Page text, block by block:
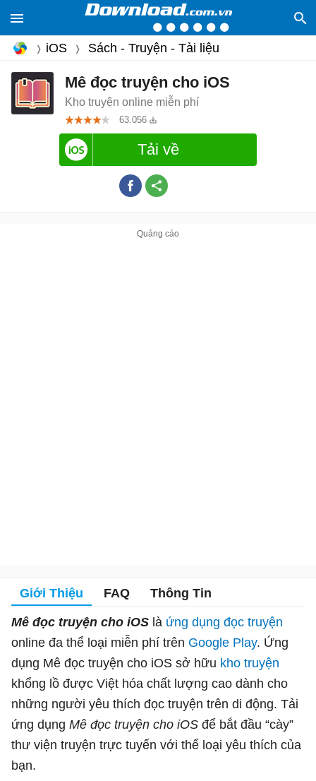
iOS Sách - Truyện - Tài liệu
Mê đọc truyện cho iOS
Kho truyện online miễn phí
63.056
Tải về
Giới Thiệu FAQ Thông Tin
Mê đọc truyện cho iOS là ứng dụng đọc truyện
online đa thể loại miễn phí trên Google Play. Ứng
dụng Mê đọc truyện cho iOS sở hữu kho truyện
khổng lồ được Việt hóa chất lượng cao dành cho
những người yêu thích đọc truyện trên di động. Tải
ứng dụng Mê đọc truyện cho iOS để bắt đầu “cày”
thư viện truyện trực tuyến với thể loại yêu thích của
bạn.